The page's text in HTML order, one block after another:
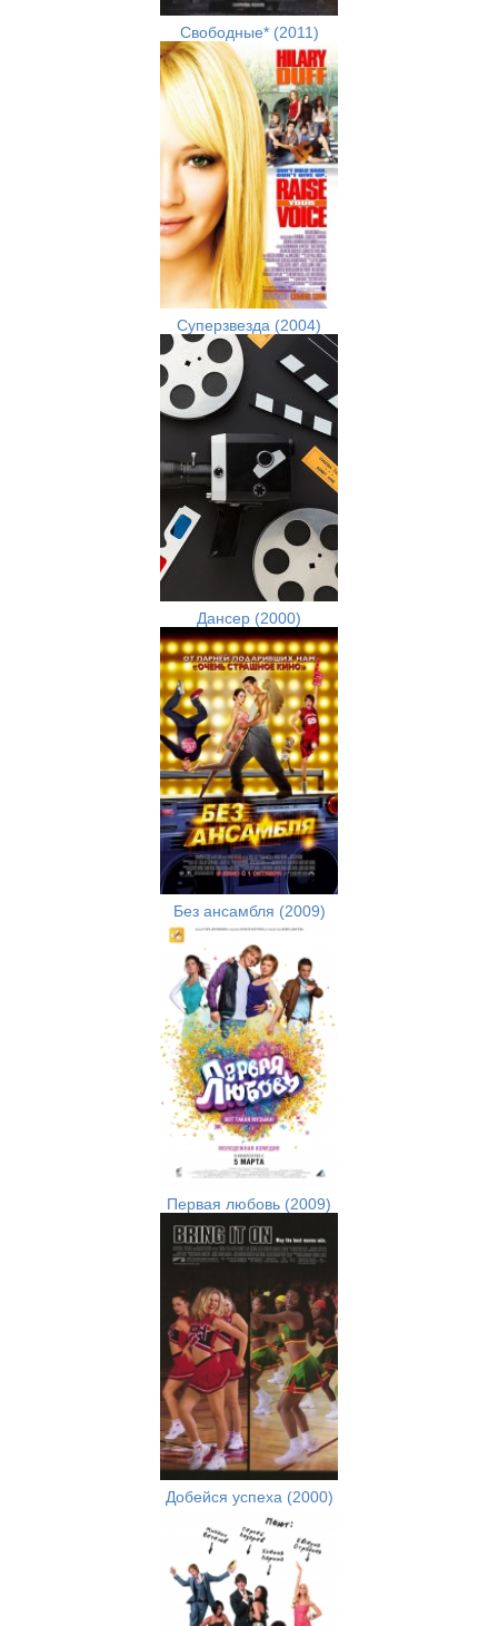
Свободные* (2011)
Cуперзвезда (2004)
Дансер (2000)
Без ансамбля (2009)
Первая любовь (2009)
Добейся успеха (2000)